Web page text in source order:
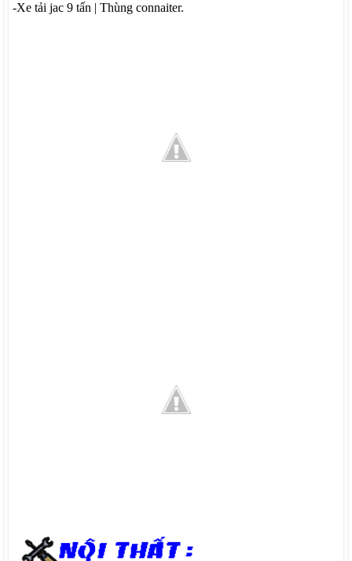
-Xe tải jac 9 tấn | Thùng connaiter.